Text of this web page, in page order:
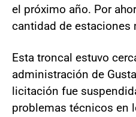
el próximo año. Por
cantidad de estaciones
Esta troncal estuvo
administración de
licitación fue
problemas técnicos en